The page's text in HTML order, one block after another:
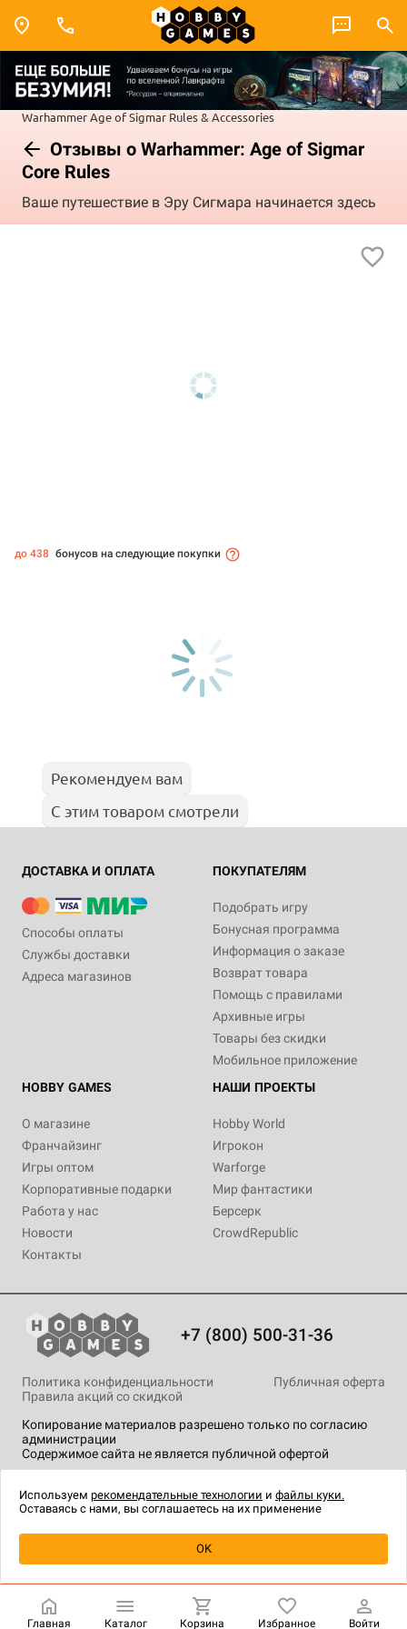
WarhammerAge of Sigmar Rules & Accessories
Отзывы о Warhammer: Age of Sigmar
Core Rules
Ваше путешествие в Эру Сигмара начинается здесь
Уведомить о наличии
до 438 бонусов на следующие покупки
Рекомендуем вам
С этим товаром смотрели
ДОСТАВКА И ОПЛАТА
Способы оплаты
Службы доставки
Адреса магазинов
ПОКУПАТЕЛЯМ
Подобрать игру
Бонусная программа
Информация о заказе
Возврат товара
Помощь с правилами
Архивные игры
Товары без скидки
Мобильное приложение
HOBBY GAMES
О магазине
Франчайзинг
Игры оптом
Корпоративные подарки
Работа у нас
Новости
Контакты
НАШИ ПРОЕКТЫ
Hobby World
Игрокон
Warforge
Мир фантастики
Берсерк
CrowdRepublic
+7 (800) 500-31-36
Копирование материалов разрешено только по согласию
администрации
Содержимое сайта не является публичной офертой
Политика конфиденциальности
Публичная оферта
Правила акций со скидкой
технологии.
Главная Каталог Корзина Избранное Войти
Используем рекомендательные технологии и файлы куки.
Оставаясь с нами, вы соглашаетесь на их применение
OK